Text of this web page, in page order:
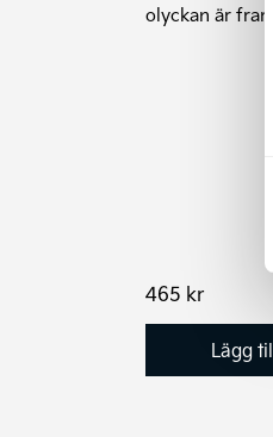
olyckan är
465 kr
Lägg